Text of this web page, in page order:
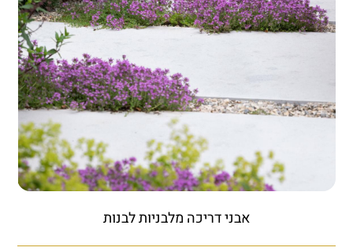
אבני דריכה מלבניות לבנות